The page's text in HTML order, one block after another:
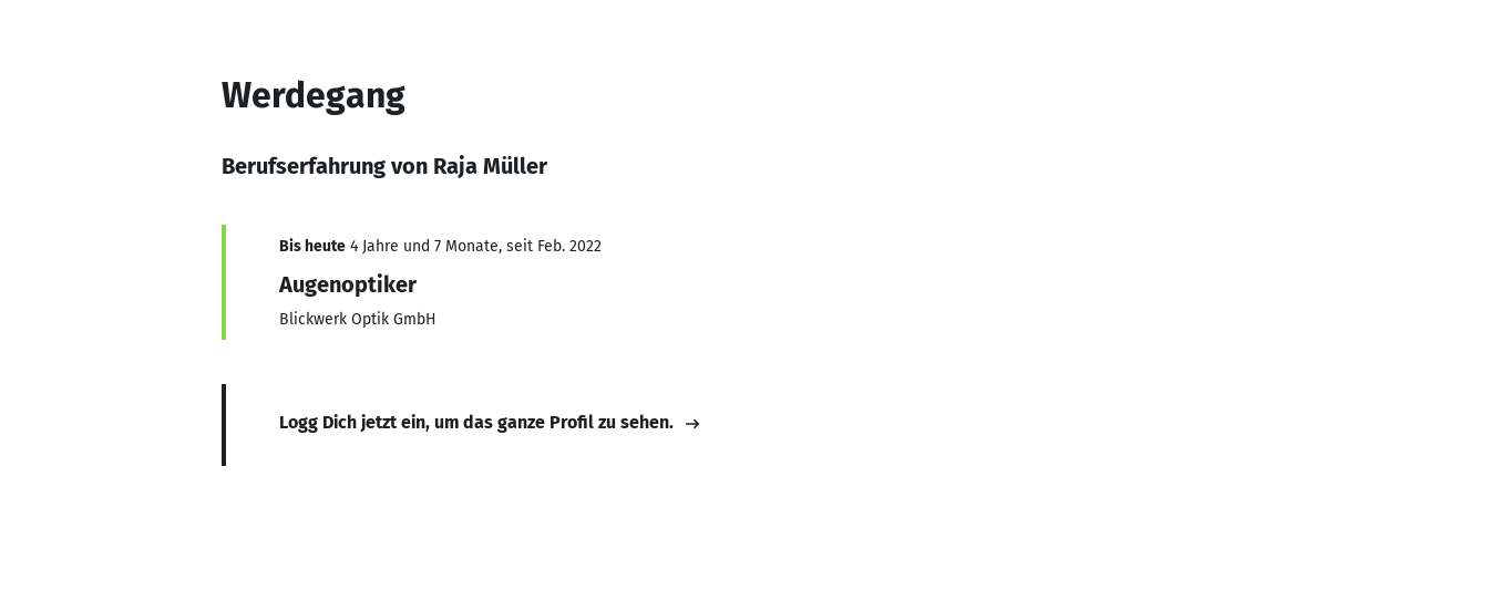
Werdegang
Berufserfahrung von Raja Müller
Bis heute 4 Jahre und 7 Monate, seit Feb. 2022
Augenoptiker
Blickwerk Optik GmbH
Logg Dich jetzt ein, um das ganze Profil zu sehen.